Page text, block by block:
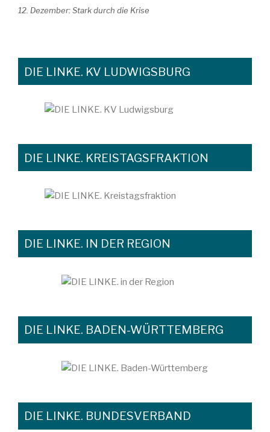
12. Dezember: Stark durch die Krise
DIE LINKE. KV LUDWIGSBURG
DIE LINKE. KREISTAGSFRAKTION
DIE LINKE. IN DER REGION
DIE LINKE. BADEN-WÜRTTEMBERG
DIE LINKE. BUNDESVERBAND